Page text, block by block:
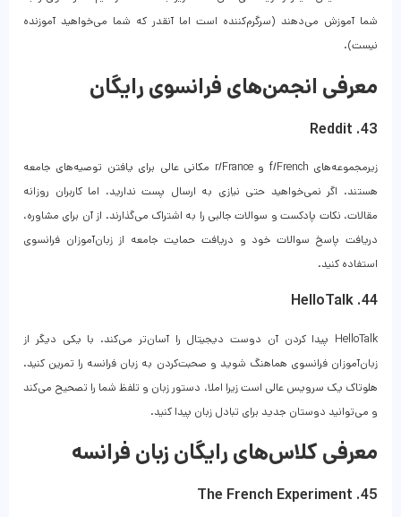
شما آموزش می‌دهند (سرگرم‌کننده است اما آنقدر که شما می‌خواهید آموزنده
نیست).
معرفی انجمن‌های فرانسوی رایگان
43. Reddit
زیرمجموعه‌های f/French و r/France مکانی عالی برای یافتن توصیه‌های جامعه
هستند. اگر نمی‌خواهید حتی نیازی به ارسال پست ندارید، اما کاربران روزانه
مقالات، نکات پادکست و سوالات جالبی را به اشتراک می‌گذارند. از آن برای مشاوره،
دریافت پاسخ سوالات خود و دریافت حمایت جامعه از زبان‌آموزان فرانسوی
استفاده کنید.
44. HelloTalk
HelloTalk پیدا کردن آن دوست دیجیتال را آسان‌تر می‌کند. با یکی دیگر از
زبان‌آموزان فرانسوی هماهنگ شوید و صحبت‌کردن به زبان فرانسه را تمرین کنید.
هلوتاک یک سرویس عالی است زیرا املا، دستور زبان و تلفظ شما را تصحیح می‌کند
و می‌توانید دوستان جدید برای تبادل زبان پیدا کنید.
معرفی کلاس‌های رایگان زبان فرانسه
45. The French Experiment